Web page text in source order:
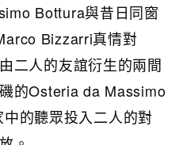
Bottura與昔日同窗
Bizzarri真情對
二人的友誼衍生的兩間
的Osteria da Massimo
的聽眾投入二人的對